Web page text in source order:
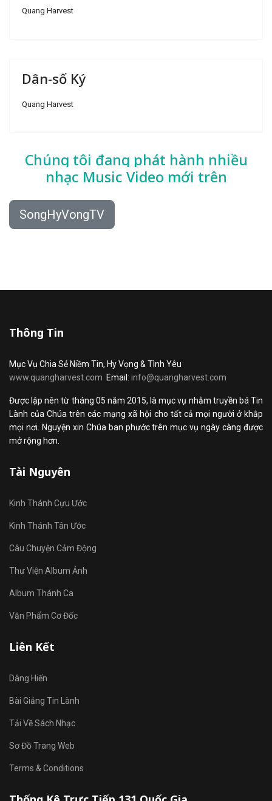
Quang Harvest
Dân-số Ký
Quang Harvest
Chúng tôi đang phát hành nhiều
nhạc Music Video mới trên
SongHyVongTV
Thông Tin
Mục Vụ Chia Sẻ Niềm Tin, Hy Vọng & Tình Yêu
www.quangharvest.com Email: info@quangharvest.com
Được lập nên từ tháng 05 năm 2015, là mục vụ nhằm truyền bá Tin
Lành của Chúa trên các mạng xã hội cho tất cả mọi người ở khắp
mọi nơi. Nguyện xin Chúa ban phước trên mục vụ ngày càng được
mở rộng hơn.
Tài Nguyên
Kinh Thánh Cựu Ước
Kinh Thánh Tân Ước
Câu Chuyện Cảm Động
Thư Viện Album Ảnh
Album Thánh Ca
Văn Phẩm Cơ Đốc
Liên Kết
Dâng Hiến
Bài Giảng Tin Lành
Tải Về Sách Nhạc
Sơ Đồ Trang Web
Terms & Conditions